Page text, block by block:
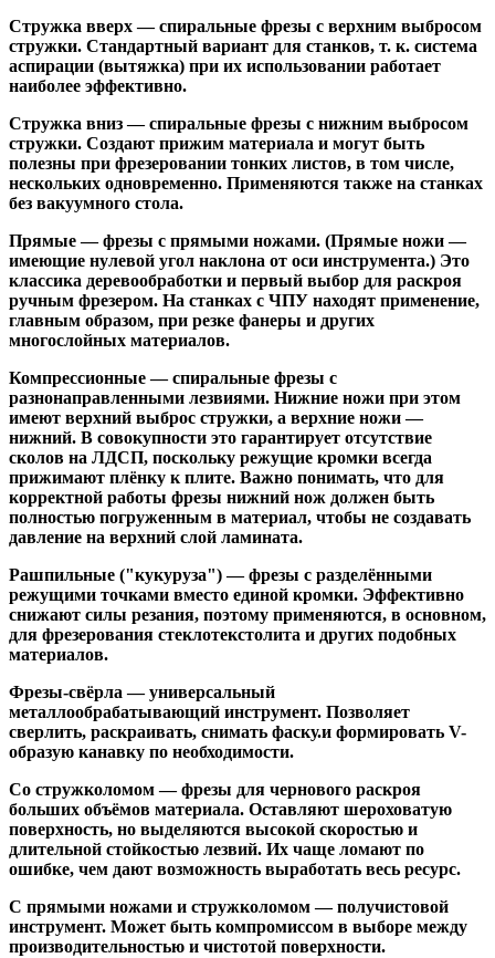
Стружка вверх— спиральные фрезы с верхним выбросом
стружки. Стандартный вариант для станков, т. к. система
аспирации (вытяжка) при их использовании работает
наиболее эффективно.
Стружка вниз— спиральные фрезы с нижним выбросом
стружки. Создают прижим материала и могут быть
полезны при фрезеровании тонких листов, в том числе,
нескольких одновременно. Применяются также на станках
без вакуумного стола.
Прямые— фрезы с прямыми ножами. (Прямые ножи —
имеющие нулевой угол наклона от оси инструмента.) Это
классика деревообработки и первый выбор для раскроя
ручным фрезером. На станках с ЧПУ находят применение,
главным образом, при резке фанеры и других
многослойных материалов.
Компрессионные— спиральные фрезы с
разнонаправленными лезвиями. Нижние ножи при этом
имеют верхний выброс стружки, а верхние ножи —
нижний. В совокупности это гарантирует отсутствие
сколов на ЛДСП, поскольку режущие кромки всегда
прижимают плёнку к плите. Важно понимать, что для
корректной работы фрезы нижний нож должен быть
полностью погруженным в материал, чтобы не создавать
давление на верхний слой ламината.
Рашпильные ("кукуруза")— фрезы с разделёнными
режущими точками вместо единой кромки. Эффективно
снижают силы резания, поэтому применяются, в основном,
для фрезерования стеклотекстолита и других подобных
материалов.
Фрезы-свёрла— универсальный
металлообрабатывающий инструмент. Позволяет
сверлить, раскраивать, снимать фаску.и формировать V-
образую канавку по необходимости.
Со стружколомом— фрезы для чернового раскроя
больших объёмов материала. Оставляют шероховатую
поверхность, но выделяются высокой скоростью и
длительной стойкостью лезвий. Их чаще ломают по
ошибке, чем дают возможность выработать весь ресурс.
С прямыми ножами и стружколомом— получистовой
инструмент. Может быть компромиссом в выборе между
производительностью и чистотой поверхности.